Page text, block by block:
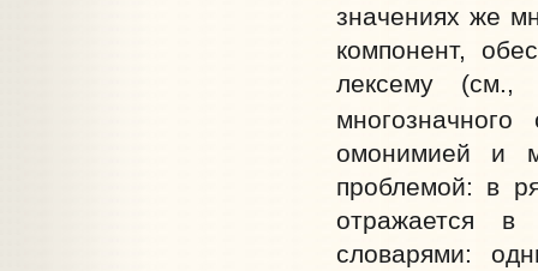
значениях же
компонент,
лексему (см.,
омонимией и
проблемой: в
отражается в
словарями: